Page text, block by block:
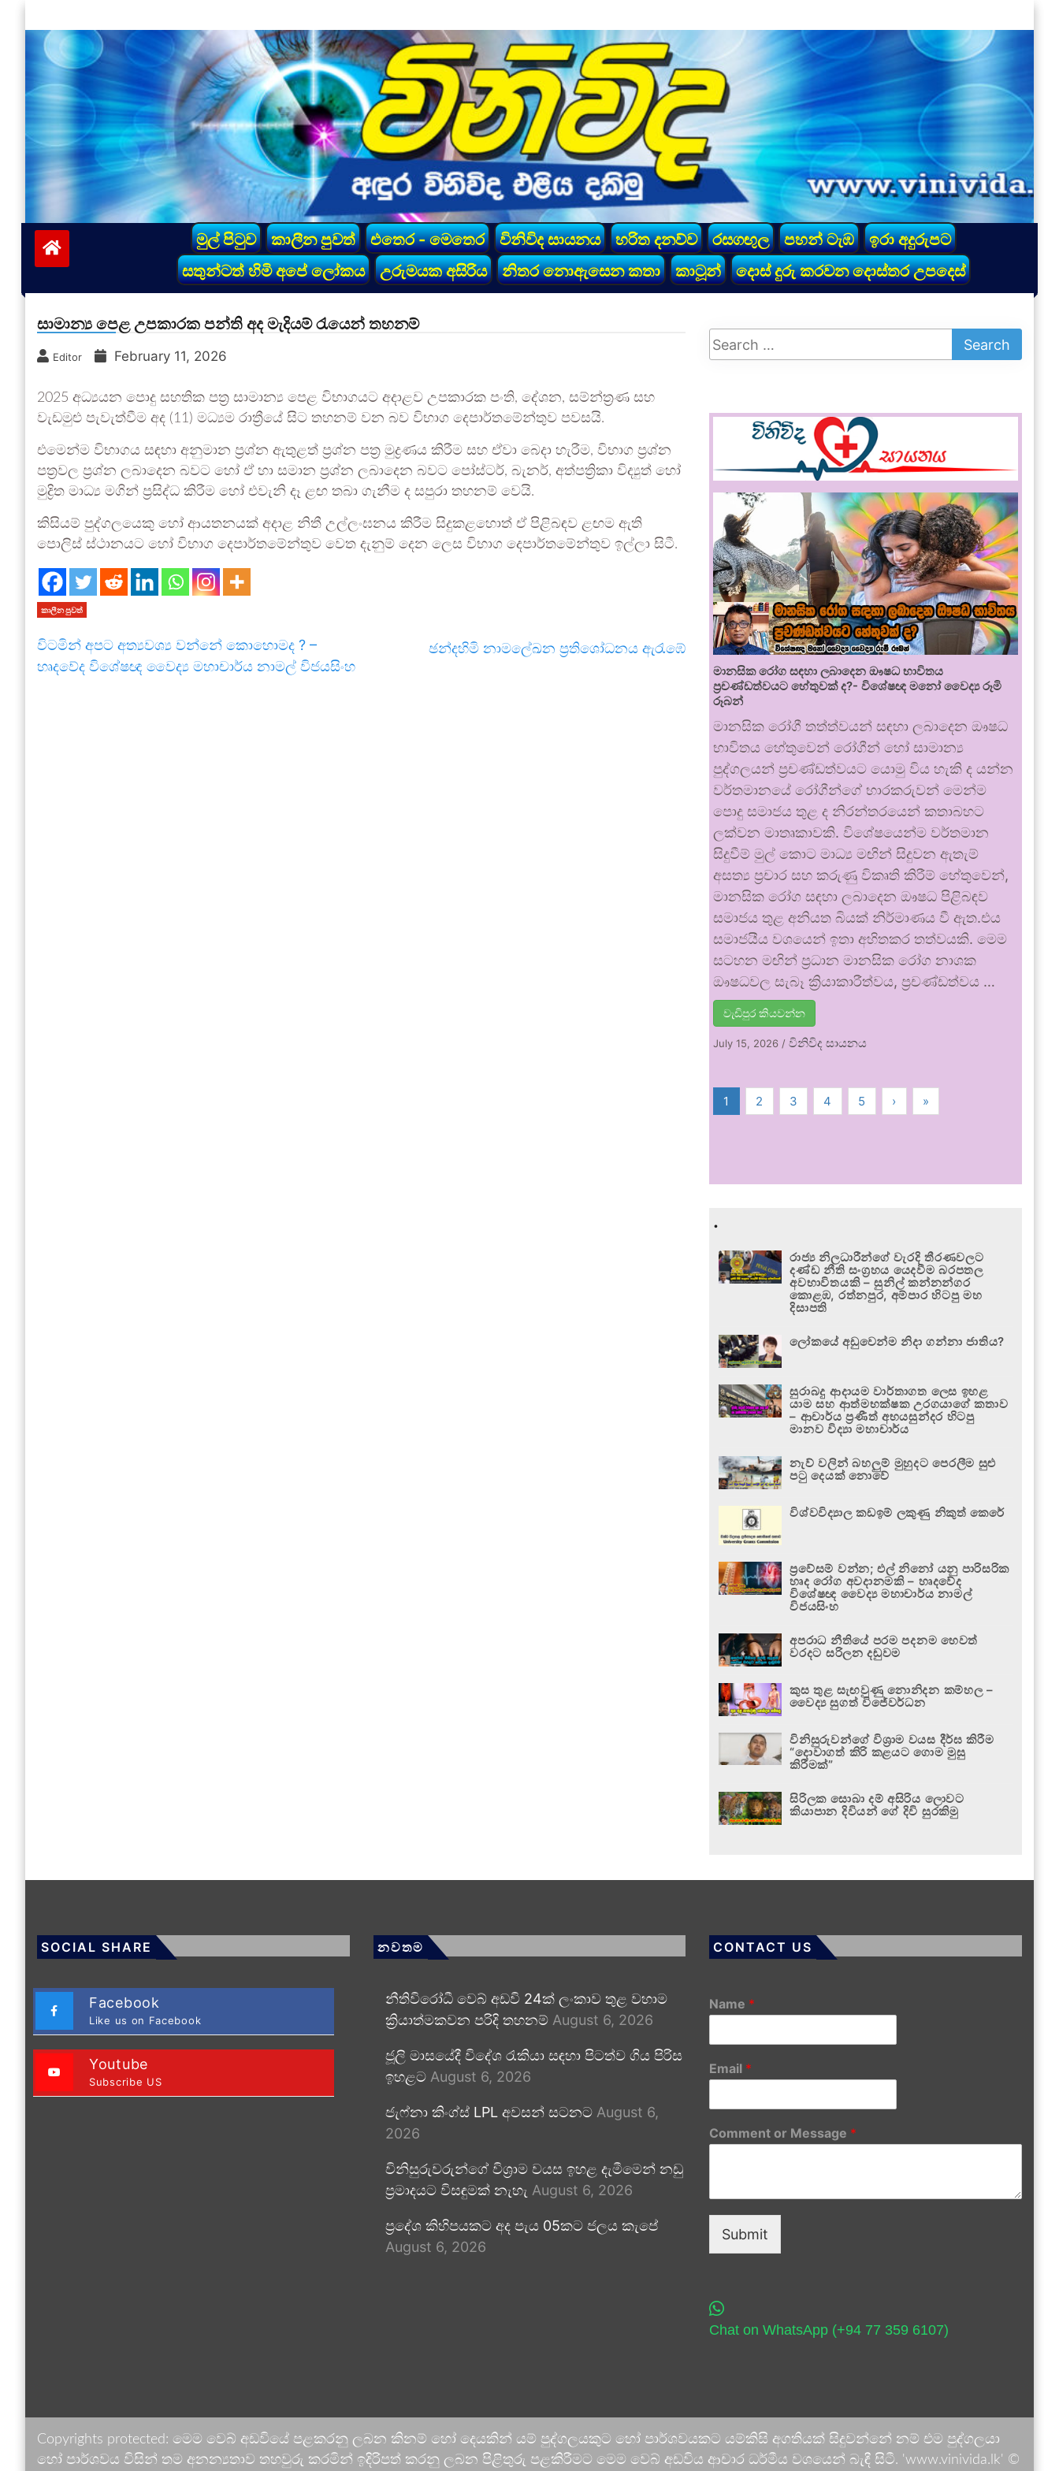
to
content
vinivida.lk
මුල් පිටුව කාලීන පුවත් එතෙර - මෙතෙර විනිවිද සායනය හරිත දනව්ව රසගඟුල පහන් ටැඹ
ඉරා අදුරුපට
සතුන්ටත් හිමි අපේ ලෝකය
උරුමයක අසිරිය නිතර නොඇසෙන කතා කාටූන් දොස් දුරු කරවන දොස්තර උපදෙස්
සාමාන්‍ය පෙළ උපකාරක පන්ති අද මැදියම් රැයෙන් තහනම්
Editor February 11, 2026
2025 අධ්‍යයන පොදු සහතික පත්‍ර සාමාන්‍ය පෙළ විභාගයට අදාළව උපකාරක පංති, දේශන, සම්න්ත්‍රණ සහ
වැඩමුළු පැවැත්වීම අද (11) මධ්‍යම රාත්‍රීයේ සිට තහනම් වන බව විභාග දෙපාර්තමේන්තුව පවසයි.
එමෙන්ම විභාගය සඳහා අනුමාන ප්‍රශ්න ඇතුළත් ප්‍රශ්න පත්‍ර මුද්‍රණය කිරීම සහ ඒවා බෙදා හැරීම, විභාග ප්‍රශ්න
පත්‍රවල ප්‍රශ්න ලබාදෙන බවට හෝ ඒ හා සමාන ප්‍රශ්න ලබාදෙන බවට පෝස්ටර්, බැනර්, අත්පත්‍රිකා විද්‍යුත් හෝ
මුද්‍රිත මාධ්‍ය මගින් ප්‍රසිද්ධ කිරීම හෝ එවැනි දෑ ළඟ තබා ගැනීම ද සපුරා තහනම් වෙයි.
කිසියම් පුද්ගලයෙකු හෝ ආයතනයක් අදාළ නිතී උල්ලංඝනය කිරීම සිදුකළහොත් ඒ පිළිබඳව ළඟම ඇති
පොලිස් ස්ථානයට හෝ විභාග දෙපාර්තමේන්තුව වෙත දැනුම් දෙන ලෙස විභාග දෙපාර්තමේන්තුව ඉල්ලා සිටී.
කාලීන පුවත්
විටමින් අපට අත්‍යවශ්‍ය වන්නේ කොහොමද ? –
හෘදවේද විශේෂඥ වෛද්‍ය මහාචාර්ය නාමල් විජයසිංහ
ඡන්දහිමි නාමලේඛන ප්‍රතිශෝධනය ඇරැඹේ
මානසික රෝග සඳහා ලබාදෙන ඖෂධ භාවිතය
ප්‍රචණ්ඩත්වයට හේතුවක් ද?- විශේෂඥ මනෝ වෛද්‍ය රූමි
රූබන්
මානසික රෝගී තත්ත්වයන් සඳහා ලබාදෙන ඖෂධ
භාවිතය හේතුවෙන් රෝගීන් හෝ සාමාන්‍ය
පුද්ගලයන් ප්‍රචණ්ඩත්වයට යොමු විය හැකි ද යන්න
වර්තමානයේ රෝගීන්ගේ භාරකරුවන් මෙන්ම
පොදු සමාජය තුළ ද නිරන්තරයෙන් කතාබහට
ලක්වන මාතෘකාවකි. විශේෂයෙන්ම වර්තමාන
සිදුවීම් මුල් කොට මාධ්‍ය මඟින් සිදුවන ඇතැම්
අසත්‍ය ප්‍රචාර සහ කරුණු විකෘති කිරීම් හේතුවෙන්,
මානසික රෝග සඳහා ලබාදෙන ඖෂධ පිළිබඳව
සමාජය තුළ අනියත බියක් නිර්මාණය වී ඇත.එය
සමාජයීය වශයෙන් ඉතා අහිතකර තත්වයකි. මෙම
සටහන මඟින් ප්‍රධාන මානසික රෝග නාශක
ඖෂධවල සැබෑ ක්‍රියාකාරීත්වය, ප්‍රචණ්ඩත්වය …
වැඩිපුර කියවන්න
July 15, 2026 /විනිවිද සායනය
1 2 3 4 5 › »
.
රාජ්‍ය නිලධාරීන්ගේ වැරදි තීරණවලට
දණ්ඩ නීති සංග්‍රහය යෙදවීම බරපතල
අවභාවිතයකි – සුනිල් කන්නන්ගර
කොළඹ, රත්නපුර, අම්පාර හිටපු මහ
දිසාපති
ලෝකයේ අඩුවෙන්ම නිදා ගන්නා ජාතිය?
සුරාබදු ආදායම වාර්තාගත ලෙස ඉහළ
යාම සහ ආත්මභක්ෂක උරගයාගේ කතාව
– ආචාර්ය ප්‍රණීත් අභයසුන්දර හිටපු
මානව විද්‍යා මහාචාර්ය
නැව් වලින් බහලුම් මුහුදට පෙරලීම සුළු
පටු දෙයක් නොවේ
විශ්වවිද්‍යාල කඩඉම් ලකුණු නිකුත් කෙරේ
ප්‍රවේසම් වන්න; එල් නිනෝ යනු පාරිසරික
හෘද රෝග අවදානමකි – හෘදවේද
විශේෂඥ වෛද්‍ය මහාචාර්ය නාමල්
විජයසිංහ
අපරාධ නීතියේ පරම පදනම හෙවත්
වරදට සරිලන දඬුවම
කුස තුළ සැඟවුණු නොනිදන කම්හල –
වෛද්‍ය සුගත් විජේවර්ධන
විනිසුරුවන්ගේ විශ්‍රාම වයස දීර්ඝ කිරීම
“දොවාගත් කිරි කළයට ගොම මුසු
කිරීමක්”
සිරිලක සොබා දම් අසිරිය ලොවට
කියාපාන දිවියන් ගේ දිවි සුරකිමු
SOCIAL SHARE
Facebook
Like us on Facebook
Youtube
Subscribe US
නවතම
නීතිවිරෝධී වෙබ් අඩවි 24ක් ලංකාව තුළ වහාම
ක්‍රියාත්මකවන පරිදි තහනම් August 6, 2026
ජූලි මාසයේදී විදේශ රැකියා සඳහා පිටත්ව ගිය පිරිස
ඉහළට August 6, 2026
ජැෆ්නා කිංග්ස් LPL අවසන් සටනට August 6,
2026
විනිසුරුවරුන්ගේ විශ්‍රාම වයස ඉහළ දැමීමෙන් නඩු
ප්‍රමාදයට විසඳුමක් නැහැ August 6, 2026
ප්‍රදේශ කිහිපයකට අද පැය 05කට ජලය කැපේ
August 6, 2026
CONTACT US
Name *
Email *
Comment or Message *
Submit
Chat on WhatsApp (+94 77 359 6107)
Copyrights protected: මෙම වෙබ් අඩවියේ පළකරනු ලබන කිනම් හෝ දෙයකින් යම් පුද්ගලයකුට හෝ පාර්ශවයකට යම්කිසි අගතියක් සිදුවන්නේ නම් එම පුද්ගලයා
හෝ පාර්ශවය විසින් තම අනන්‍යතාව තහවුරු කරමින් ඉදිරිපත් කරනු ලබන පිළිතුරු පළකිරීමට මෙම වෙබ් අඩවිය ආචාර ධර්මීය වශයෙන් බැඳී සිටී. 'www.vinivida.lk' ©